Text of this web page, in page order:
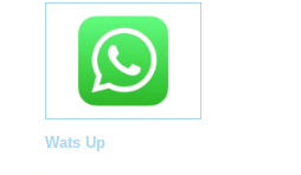
Wats Up